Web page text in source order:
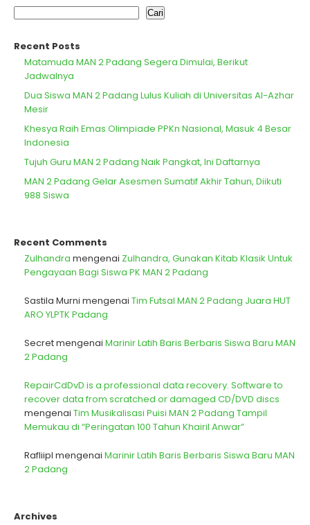
Cari
Recent Posts
Matamuda MAN 2 Padang Segera Dimulai, Berikut
Jadwalnya
Dua Siswa MAN 2 Padang Lulus Kuliah di Universitas Al-Azhar
Mesir
Khesya Raih Emas Olimpiade PPKn Nasional, Masuk 4 Besar
Indonesia
Tujuh Guru MAN 2 Padang Naik Pangkat, Ini Daftarnya
MAN 2 Padang Gelar Asesmen Sumatif Akhir Tahun, Diikuti
988 Siswa
Recent Comments
Zulhandra mengenai Zulhandra, Gunakan Kitab Klasik Untuk
Pengayaan Bagi Siswa PK MAN 2 Padang
Sastila Murni mengenai Tim Futsal MAN 2 Padang Juara HUT
ARO YLPTK Padang
Secretmengenai Marinir Latih Baris Berbaris Siswa Baru MAN
2 Padang
RepairCdDvD is a professional data recovery. Software to
recover data from scratched or damaged CD/DVD discs
mengenai Tim Musikalisasi Puisi MAN 2 Padang Tampil
Memukau di “Peringatan 100 Tahun Khairil Anwar”
Rafliipl mengenai Marinir Latih Baris Berbaris Siswa Baru MAN
2 Padang
Archives